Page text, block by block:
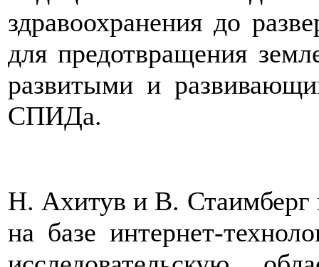
здравоохранения до
для предотвращения
развитыми и
СПИДа.
Н. Ахитув и В. Стаимберг
на базе интернет-